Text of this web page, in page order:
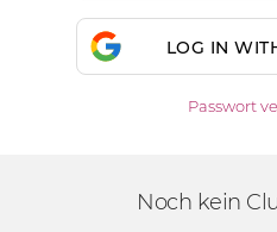
LOG IN
Passwort
Noch kein